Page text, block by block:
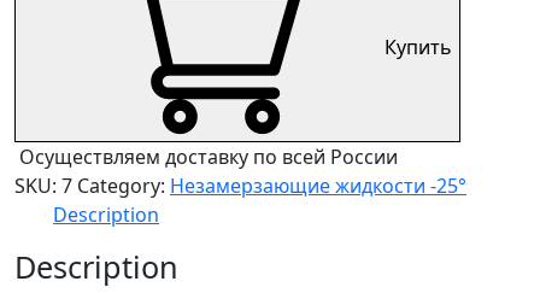
Купить
Осуществляем доставку по всей России
SKU: 7 Category: Незамерзающие жидкости -25°
Description
Description